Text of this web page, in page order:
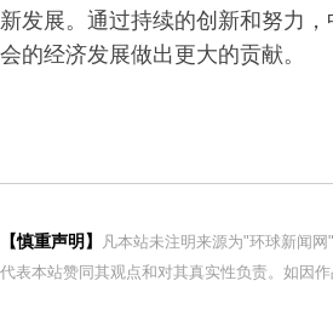
新发展。通过持续的创新和努力
会的经济发展做出更大的贡献。
【慎重声明】
凡本站未注明来源为"环球新闻
代表本站赞同其观点和对其真实性负责。如因